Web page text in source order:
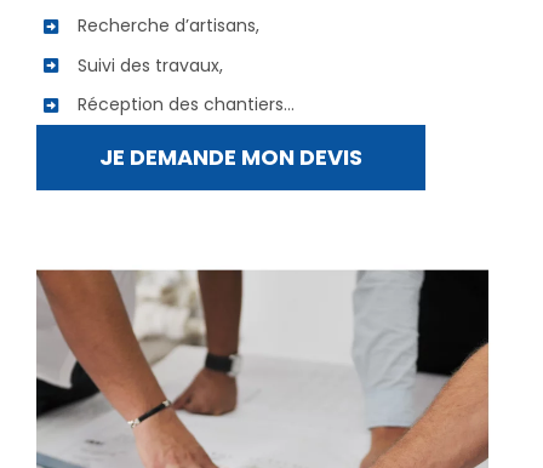
Recherche d’artisans,
Suivi des travaux,
Réception des chantiers…
JE DEMANDE MON DEVIS